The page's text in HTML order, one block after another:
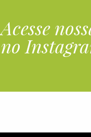
Acesse
no